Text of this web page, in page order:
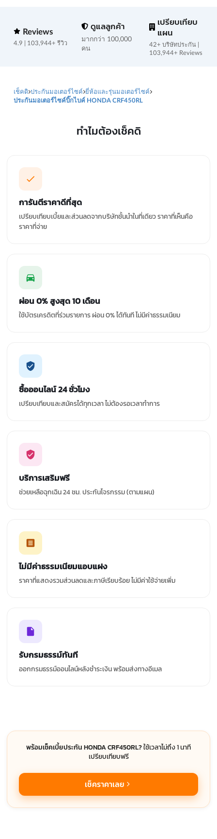
Reviews
4.9 | 103,944+ รีวิว
ดูแลลูกค้า
มากกว่า 100,000
คน
เปรียบเทียบ
แผน
42+ บริษัทประกัน |
103,944+ Reviews
เช็คดิ ประกันมอเตอร์ไซค์ ยี่ห้อและรุ่นมอเตอร์ไซค์
ประกันมอเตอร์ไซค์บิ๊กไบค์ HONDA CRF450RL
ทำไมต้องเช็คดิ
การันตีราคาดีที่สุด
เปรียบเทียบเบี้ยและส่วนลดจากบริษัทชั้นนำในที่เดียว ราคาที่เห็นคือ
ราคาที่จ่าย
ผ่อน 0% สูงสุด 10 เดือน
ใช้บัตรเครดิตที่ร่วมรายการ ผ่อน 0% ได้ทันที ไม่มีค่าธรรมเนียม
ซื้อออนไลน์ 24 ชั่วโมง
เปรียบเทียบและสมัครได้ทุกเวลา ไม่ต้องรอเวลาทำการ
บริการเสริมฟรี
ช่วยเหลือฉุกเฉิน 24 ชม. ประกันโจรกรรม (ตามแผน)
ไม่มีค่าธรรมเนียมแอบแฝง
ราคาที่แสดงรวมส่วนลดและภาษีเรียบร้อย ไม่มีค่าใช้จ่ายเพิ่ม
รับกรมธรรม์ทันที
ออกกรมธรรม์ออนไลน์หลังชำระเงิน พร้อมส่งทางอีเมล
พร้อมเช็คเบี้ยประกัน HONDA CRF450RL?ใช้เวลาไม่ถึง 1 นาที
เปรียบเทียบฟรี
เช็คราคาเลย